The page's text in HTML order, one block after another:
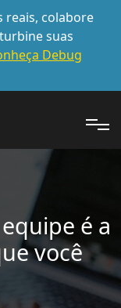
reais, colabore
suas
Debug
é a
você